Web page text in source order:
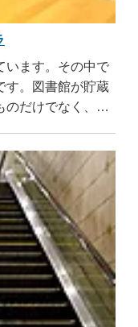
います。その中で
す。図書館が貯蔵
のだけでなく、新
ている人は、気に
読む